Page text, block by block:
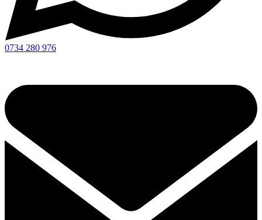
0734 280 976